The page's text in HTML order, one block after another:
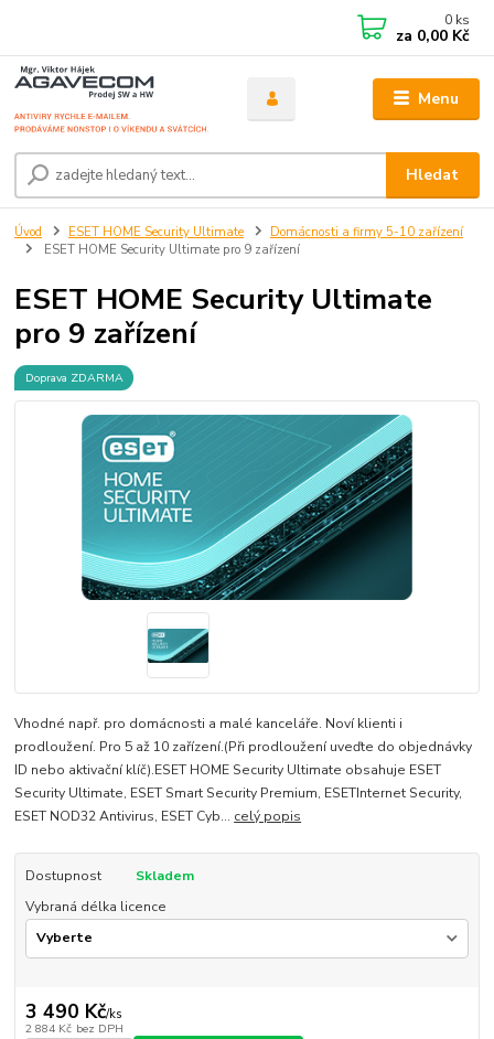
Menu
Hledat
0 ks
za 0,00 Kč
Úvod ESET HOME Security Ultimate
Domácnosti a firmy 5-10 zařízení
ESET HOME Security Ultimate pro 9 zařízení
ESET HOME Security Ultimate
pro 9 zařízení
Doprava ZDARMA
Vhodné např. pro domácnosti a malé kanceláře. Noví klienti i
prodloužení. Pro 5 až 10 zařízení.(Při prodloužení uveďte do objednávky
ID nebo aktivační klíč).ESET HOME Security Ultimate obsahuje ESET
Security Ultimate, ESET Smart Security Premium, ESETInternet Security,
ESET NOD32 Antivirus, ESET Cyb... celý popis
Dostupnost
Skladem
Vybraná délka licence
3 490 Kč/ks
2 884 Kč bez DPH